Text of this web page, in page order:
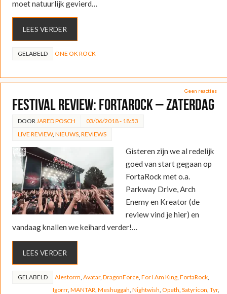
moet natuurlijk gevierd…
LEES VERDER
GELABELD ONE OK ROCK
Geen reacties
FESTIVAL REVIEW: FortaRock – zaterdag
DOOR JARED POSCH
03/06/2018 - 18:53
LIVE REVIEW, NIEUWS, REVIEWS
Gisteren zijn we al redelijk
goed van start gegaan op
FortaRock met o.a.
Parkway Drive, Arch
Enemy en Kreator (de
review vind je hier) en
vandaag knallen we keihard verder!…
LEES VERDER
GELABELD Alestorm Avatar, DragonForce, For I Am King, FortaRock,
Igorrr, MANTAR Meshuggah Nightwish Opeth Satyricon Tyr,